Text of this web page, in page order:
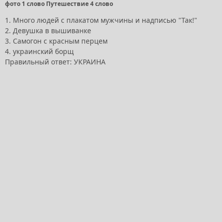
фото 1 слово Путешествие 4 слово
1. Много людей с плакатом мужчины и надписью "Так!"
2. Девушка в вышиванке
3. Самогон с красным перцем
4. украинский борщ
Правильный ответ: УКРАИНА